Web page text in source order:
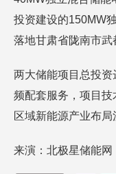
投资建设的150MW
落地甘肃省陇南市武
两大储能项目总投
频配套服务，项目
区域新能源产业布局
来演：北极星储能网